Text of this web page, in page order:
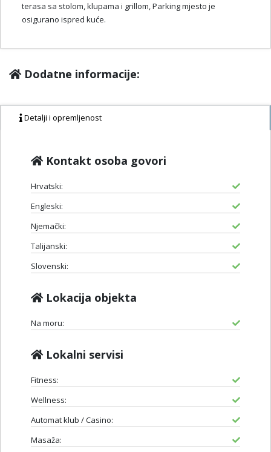
terasa sa stolom, klupama i grillom, Parking mjesto je
osigurano ispred kuće.
Dodatne informacije:
Detalji i opremljenost
Kontakt osoba govori
Hrvatski:
Engleski:
Njemački:
Talijanski:
Slovenski:
Lokacija objekta
Na moru:
Lokalni servisi
Fitness:
Wellness:
Automat klub / Casino:
Masaža: